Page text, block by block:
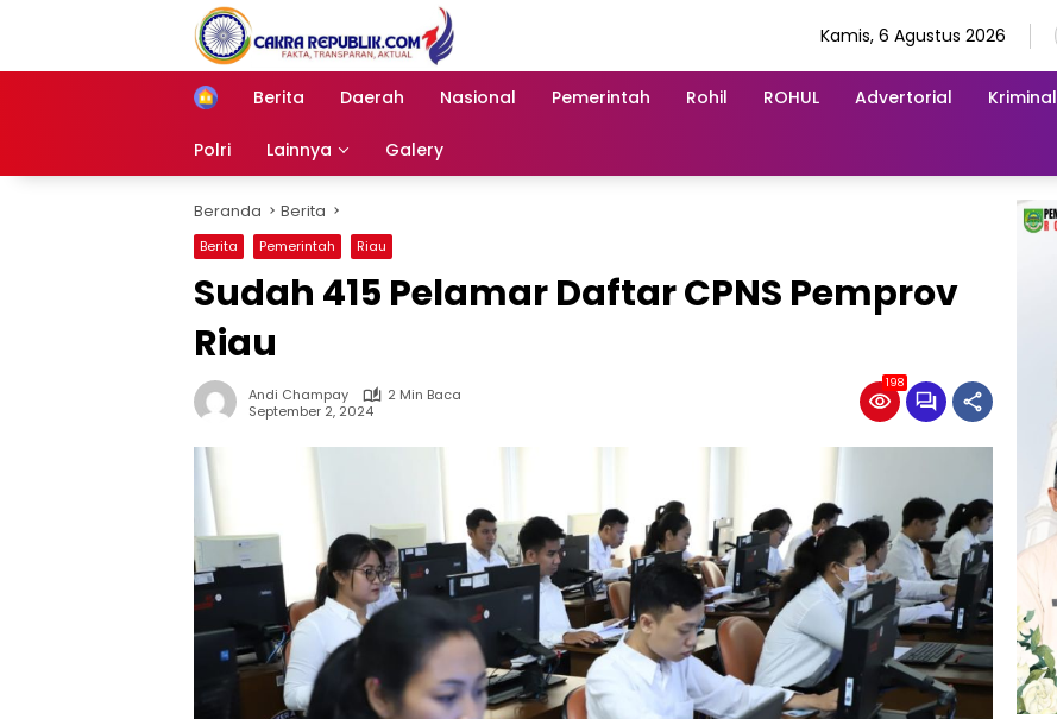
Kamis, 6 Agustus 2026
Berita Daerah Nasional Pemerintah Rohil ROHUL Advertorial Kriminal
Polri Lainnya Galery
Beranda Berita
Berita Pemerintah Riau
Sudah 415 Pelamar Daftar CPNS Pemprov
Riau
Andi Champay
2 Min Baca
September 2, 2024
198